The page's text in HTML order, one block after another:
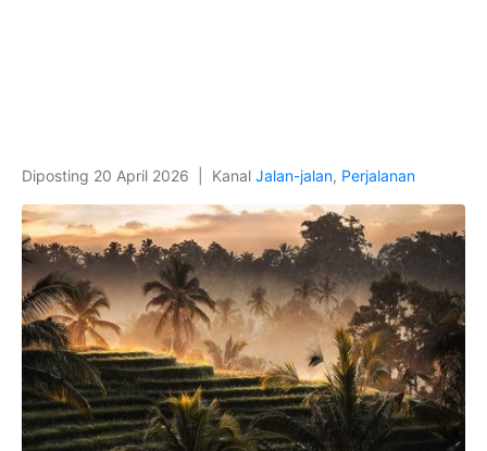
Diposting 20 April 2026 Kanal Jalan-jalan, Perjalanan